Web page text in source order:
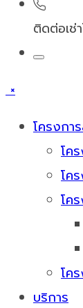
ติดต่อเช่
×
โครงก
โค
โค
โค
โค
บริการ